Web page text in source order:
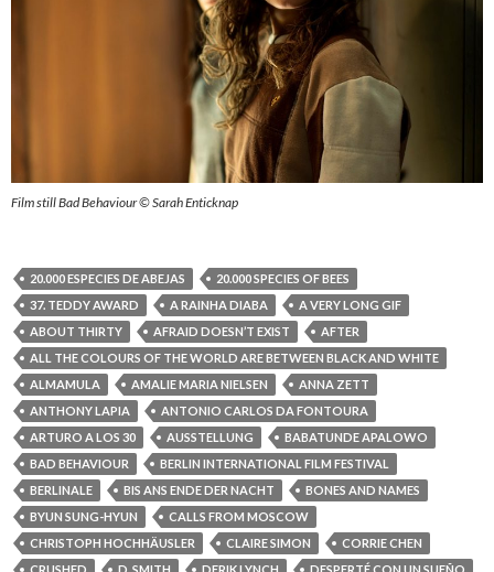
Film still Bad Behaviour © Sarah Enticknap
20.000 ESPECIES DE ABEJAS
20.000 SPECIES OF BEES
37. TEDDY AWARD
A RAINHA DIABA
A VERY LONG GIF
ABOUT THIRTY
AFRAID DOESN’T EXIST
AFTER
ALL THE COLOURS OF THE WORLD ARE BETWEEN BLACK AND WHITE
ALMAMULA
AMALIE MARIA NIELSEN
ANNA ZETT
ANTHONY LAPIA
ANTONIO CARLOS DA FONTOURA
ARTURO A LOS 30
AUSSTELLUNG
BABATUNDE APALOWO
BAD BEHAVIOUR
BERLIN INTERNATIONAL FILM FESTIVAL
BERLINALE
BIS ANS ENDE DER NACHT
BONES AND NAMES
BYUN SUNG-HYUN
CALLS FROM MOSCOW
CHRISTOPH HOCHHÄUSLER
CLAIRE SIMON
CORRIE CHEN